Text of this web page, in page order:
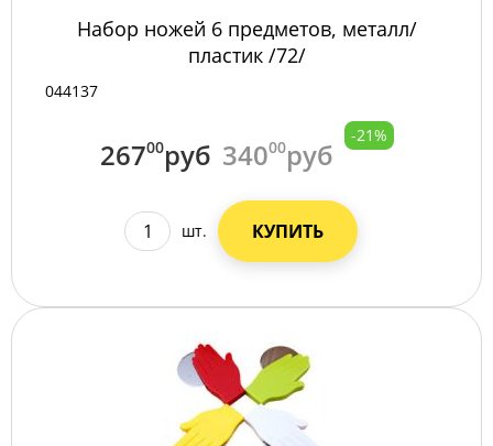
Набор ножей 6 предметов, металл/
пластик /72/
044137
26700руб 34000руб
-21%
шт. КУПИТЬ